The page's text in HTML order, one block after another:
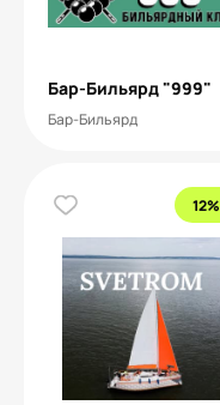
Бар-Бильярд "999"
Бар-Бильярд
12%